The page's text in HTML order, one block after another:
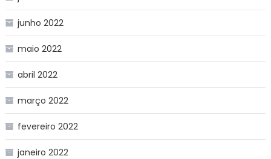
junho 2022
maio 2022
abril 2022
março 2022
fevereiro 2022
janeiro 2022